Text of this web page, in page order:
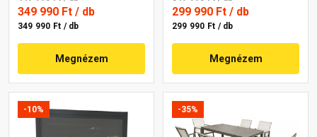
349 990 Ft / db
349 990 Ft / db
Megnézem
299 990 Ft / db
299 990 Ft / db
Megnézem
-10% -35%